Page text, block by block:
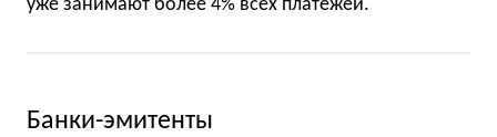
уже занимают более 4% всех платежей.
Банки-эмитенты